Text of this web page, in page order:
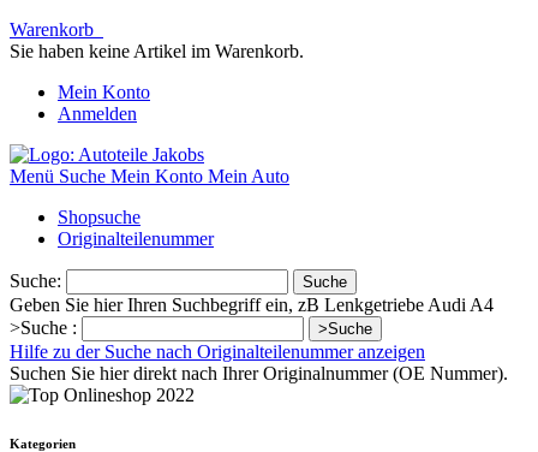
Warenkorb
Sie haben keine Artikel im Warenkorb.
Mein Konto
Anmelden
Menü Suche Mein Konto Mein Auto
Shopsuche
Originalteilenummer
Suche: Suche
Geben Sie hier Ihren Suchbegriff ein, zB Lenkgetriebe Audi A4
>Suche :
>Suche
Hilfe zu der Suche nach Originalteilenummer anzeigen
Suchen Sie hier direkt nach Ihrer Originalnummer (OE Nummer).
Kategorien